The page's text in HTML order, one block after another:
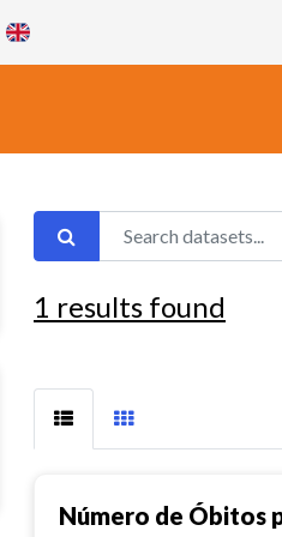
1 results found
Número de Óbitos